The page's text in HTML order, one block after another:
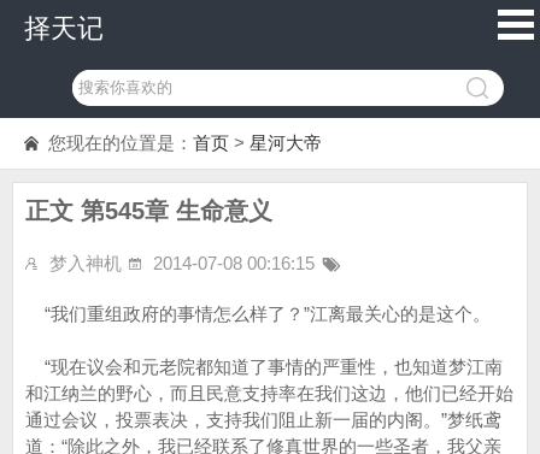
择天记
您现在的位置是： 首页 > 星河大帝
正文 第545章 生命意义
梦入神机 2014-07-08 00:16:15
“我们重组政府的事情怎么样了？”江离最关心的是这个。
“现在议会和元老院都知道了事情的严重性，也知道梦江南
和江纳兰的野心，而且民意支持率在我们这边，他们已经开始
通过会议，投票表决，支持我们阻止新一届的内阁。”梦纸鸢
道：“除此之外，我已经联系了修真世界的一些圣者，我父亲